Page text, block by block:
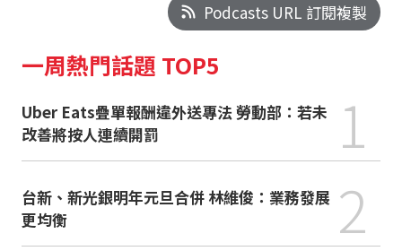
Podcasts URL 訂閱複製
一周熱門話題 TOP5
Uber Eats疊單報酬違外送專法 勞動部：若未
改善將按人連續開罰
1
台新、新光銀明年元旦合併 林維俊：業務發展
更均衡
2